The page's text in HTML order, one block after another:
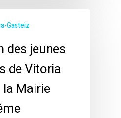
Gasteiz
des jeunes
de Vitoria
la Mairie